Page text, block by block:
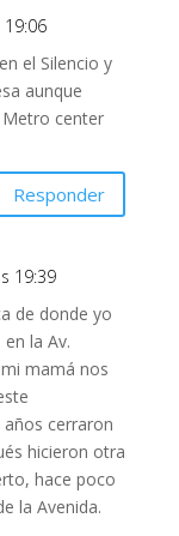
el Silencio y
aunque
center
Responder
19:39
de donde yo
la Av.
mamá nos
cerraron
hicieron otra
hace poco
la Avenida.